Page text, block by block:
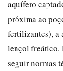
aquífero
próxima ao
fertilizantes), a
lençol freático.
seguir normas